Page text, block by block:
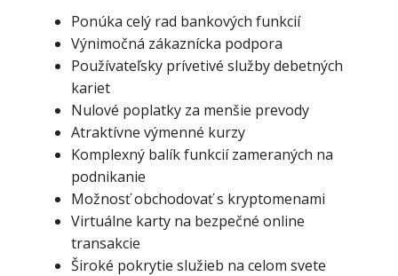
Ponúka celý rad bankových funkcií
Výnimočná zákaznícka podpora
Používateľsky prívetivé služby debetných
kariet
Nulové poplatky za menšie prevody
Atraktívne výmenné kurzy
Komplexný balík funkcií zameraných na
podnikanie
Možnosť obchodovať s kryptomenami
Virtuálne karty na bezpečné online
transakcie
Široké pokrytie služieb na celom svete